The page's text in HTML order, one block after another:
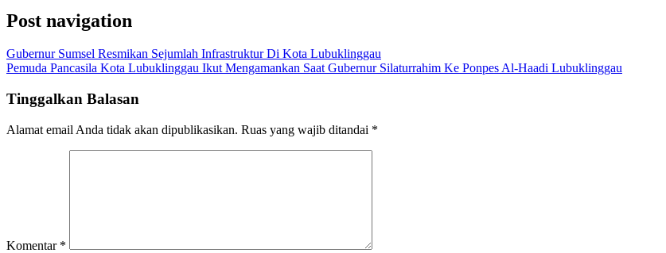
Post navigation
Gubernur Sumsel Resmikan Sejumlah Infrastruktur Di Kota Lubuklinggau
Pemuda Pancasila Kota Lubuklinggau Ikut Mengamankan Saat Gubernur Silaturrahim Ke Ponpes Al-Haadi Lubuklinggau
Tinggalkan Balasan
Alamat email Anda tidak akan dipublikasikan. Ruas yang wajib ditandai *
Komentar *